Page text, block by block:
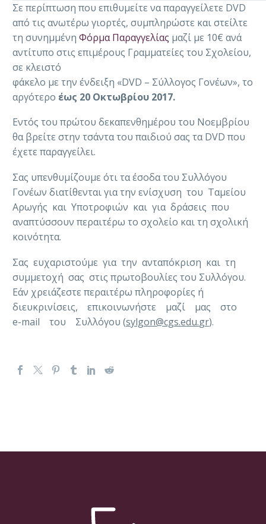
Σε περίπτωση που επιθυμείτε να παραγγείλετε DVD
από τις ανωτέρω γιορτές, συμπληρώστε και στείλτε
τη συνημμένη Φόρμα Παραγγελίας μαζί με 10€ ανά
αντίτυπο στις επιμέρους Γραμματείες του Σχολείου,
σε κλειστό
φάκελο με την ένδειξη «DVD – Σύλλογος Γονέων», το
αργότερο έως 20 Οκτωβρίου 2017.
Εντός του πρώτου δεκαπενθημέρου του Νοεμβρίου
θα βρείτε στην τσάντα του παιδιού σας τα DVD που
έχετε παραγγείλει.
Σας υπενθυμίζουμε ότι τα έσοδα του Συλλόγου
Γονέων διατίθενται για την ενίσχυση του Ταμείου
Αρωγής και Υποτροφιών και για δράσεις που
αναπτύσσουν περαιτέρω το σχολείο και τη σχολική
κοινότητα.
Σας ευχαριστούμε για την ανταπόκριση και τη
συμμετοχή σας στις πρωτοβουλίες του Συλλόγου.
Εάν χρειάζεστε περαιτέρω πληροφορίες ή
διευκρινίσεις, επικοινωνήστε μαζί μας στο
e-mail του Συλλόγου (sylgon@cgs.edu.gr).